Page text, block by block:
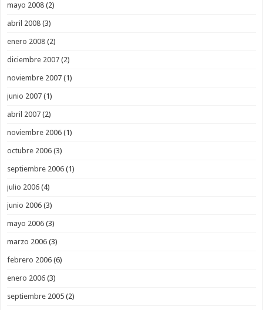
mayo 2008 (2)
abril 2008 (3)
enero 2008 (2)
diciembre 2007 (2)
noviembre 2007 (1)
junio 2007 (1)
abril 2007 (2)
noviembre 2006 (1)
octubre 2006 (3)
septiembre 2006 (1)
julio 2006 (4)
junio 2006 (3)
mayo 2006 (3)
marzo 2006 (3)
febrero 2006 (6)
enero 2006 (3)
septiembre 2005 (2)